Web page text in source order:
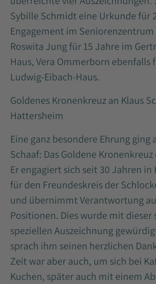
Sybille Schmidt eine Urkunde für
Engagement im
Roswita Jung für 15 Jahre im
Haus, Vera Ommerborn ebenfalls
Ludwig-Eibach-Haus.
Goldenes Kronenkreuz an Klaus
Hattersheim
Eine ganz besondere Ehrung ging
Schaaf: Das Goldene
Er engagiert sich seit 30 Jahren
für den Freundeskreis der
und übernimmt Verantwortung
Positionen. Dies wurde mit dieser
speziellen Auszeichnung
sprach ihm seinen herzlichen
Zeit war aber auch, um sich bei
Kuchen, später auch mit einem